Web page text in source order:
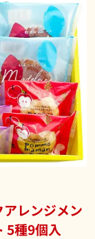
アレンジメン
5種9個入